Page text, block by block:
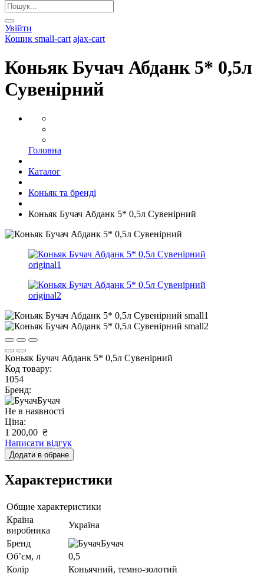
Увійти
Кошик small-cart ajax-cart
Коньяк Бучач Абданк 5* 0,5л
Сувенірний
Головна
Каталог
Коньяк та бренді
Коньяк Бучач Абданк 5* 0,5л Сувенірний
Коньяк Бучач Абданк 5* 0,5л Сувенірний
Код товару:
1054
Бренд:
Бучач
Не в наявності
Ціна:
1 200,00 ₴
Написати відгук
Додати в обране
Характеристики
Общие характеристики
Країна
виробника
Україна
Бренд
Бучач
Об’єм, л
0,5
Колір
Коньячний, темно-золотий